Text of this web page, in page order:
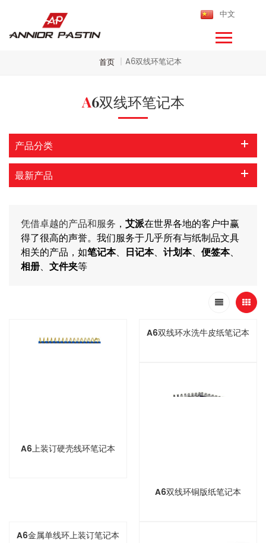
中文
首页 | A6双线环笔记本
A6双线环笔记本
产品分类
最新产品
凭借卓越的产品和服务 ， 艾派在世界各地的客户中赢
得了很高的声誉。我们服务于几乎所有与纸制品文具
相关的产品，如笔记本、 日记本、 计划本、 便签本、
相册
文件夹等
A6上装订硬壳线环笔记本
A6双线环水洗牛皮纸笔记本
A6双线环铜版纸笔记本
A6金属单线环上装订笔记本